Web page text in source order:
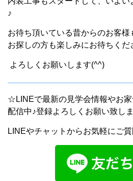
♪
お待ち頂いている昔からのお客
お探しの方も楽しみにお待ちくだ
よろしくお願いします(^^)
☆LINEで最新の見学会情報やお
配信中♪登録よろしくお願い致し
LINEやチャットからお気軽にご